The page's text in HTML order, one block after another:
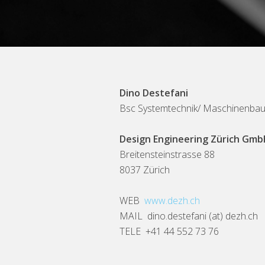
Dino Destefani
Bsc Systemtechnik/ Maschinenbau
Design Engineering Zürich
Breitensteinstrasse 88
8037 Zürich
WEB www.dezh.ch
MAIL dino.destefani (at) dezh.ch
TELE +41 44 552 73 76